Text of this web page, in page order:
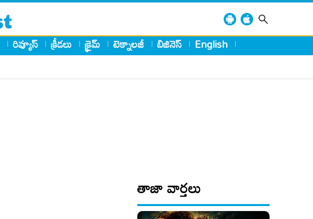
రివ్యూస్ క్రీడలు క్రైమ్ టెక్నాలజీ బిజినెస్ English
తాజా వార్తలు